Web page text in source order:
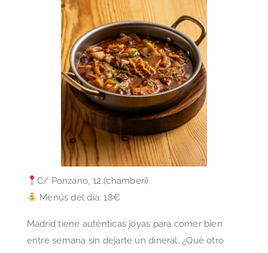
C/ Ponzano, 12 (chamberí)
Menús del día: 18€
Madrid tiene auténticas joyas para comer bien
entre semana sin dejarte un dineral. ¿Qué otro